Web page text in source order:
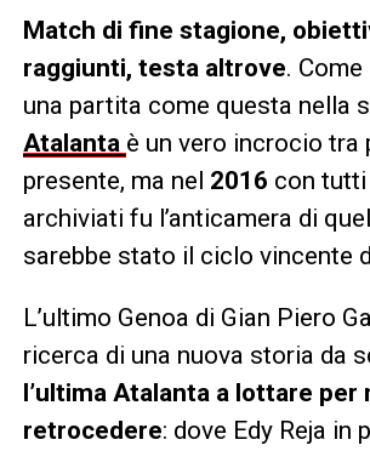
Match di fine stagione,
raggiunti, testa altrove.
una partita come questa nella
Atalanta è un vero incrocio tra
presente, ma nel 2016 con tutti
archiviati fu l’anticamera di
sarebbe stato il ciclo vincente
L’ultimo Genoa di Gian Piero
ricerca di una nuova storia da
l’ultima Atalanta a lottare per
retrocedere: dove Edy Reja in